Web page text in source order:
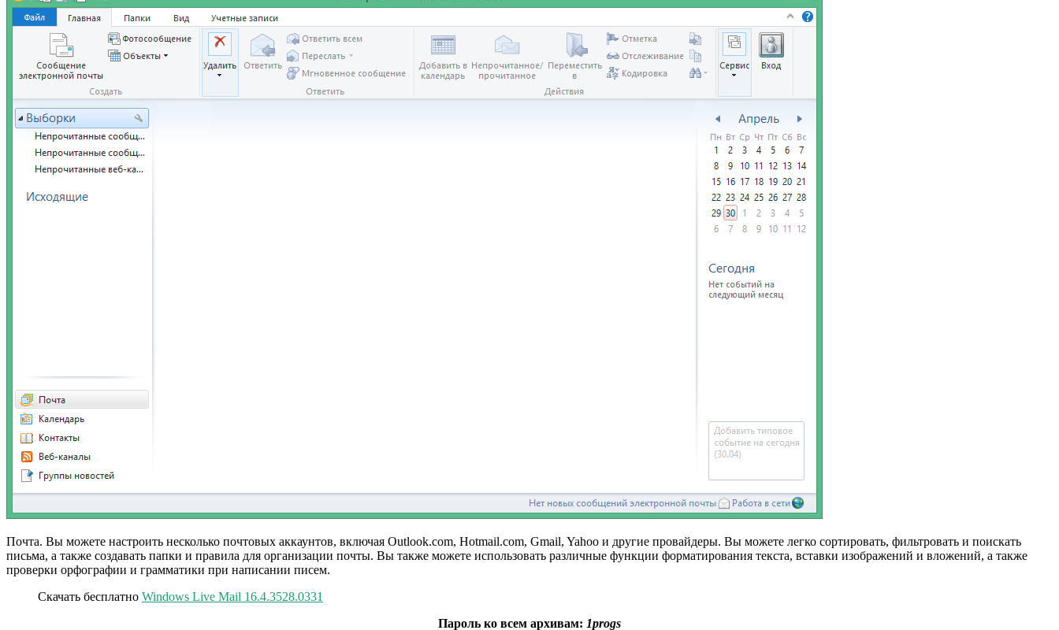
Почта. Вы можете настроить несколько почтовых аккаунтов, включая Outlook.com, Hotmail.com, Gmail, Yahoo и другие провайдеры. Вы можете легко сортировать, фильтровать и поискать
письма, а также создавать папки и правила для организации почты. Вы также можете использовать различные функции форматирования текста, вставки изображений и вложений, а также
проверки орфографии и грамматики при написании писем.
Скачать бесплатно Windows Live Mail 16.4.3528.0331
Пароль ко всем архивам: 1progs